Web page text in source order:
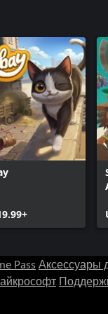
Pass Аксессуары